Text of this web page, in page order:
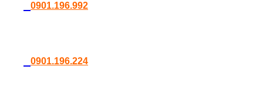
0901.196.992
0901.196.224